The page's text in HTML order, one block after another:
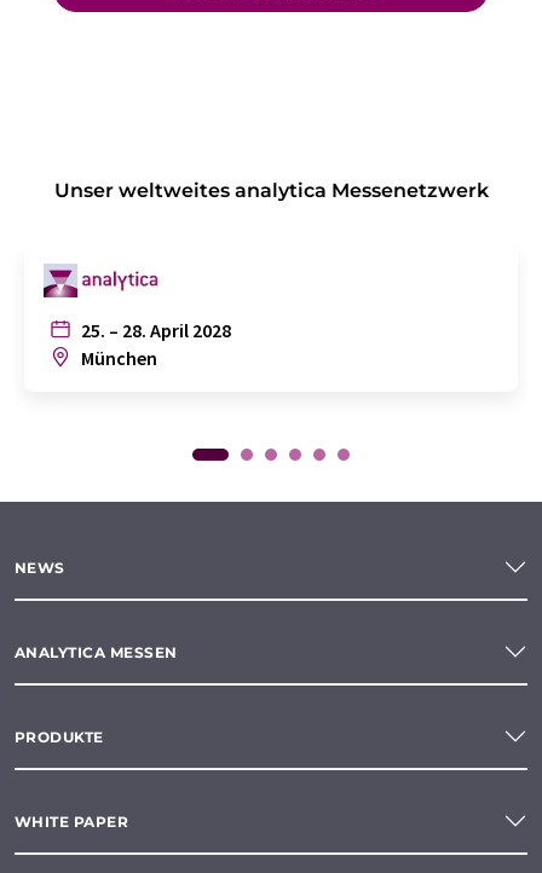
Unser weltweites analytica Messenetzwerk
25. – 28. April 2028
München
NEWS
ANALYTICA MESSEN
PRODUKTE
WHITE PAPER